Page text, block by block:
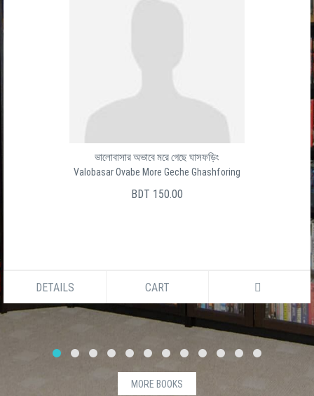
ভালোবাসার অভাবে মরে গেছে ঘাসফড়িং
Valobasar Ovabe More Geche Ghashforing
BDT 150.00
DETAILS CART
MORE BOOKS